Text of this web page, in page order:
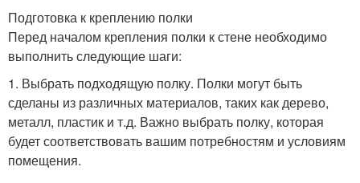
Подготовка к креплению полки
Перед началом крепления полки к стене необходимо
выполнить следующие шаги:
1. Выбрать подходящую полку. Полки могут быть
сделаны из различных материалов, таких как дерево,
металл, пластик и т.д. Важно выбрать полку, которая
будет соответствовать вашим потребностям и условиям
помещения.